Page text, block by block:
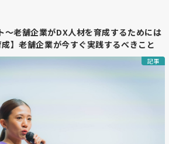
～老舗企業がDX人材を育成するためには
】老舗企業が今すぐ実践するべきこと
記事